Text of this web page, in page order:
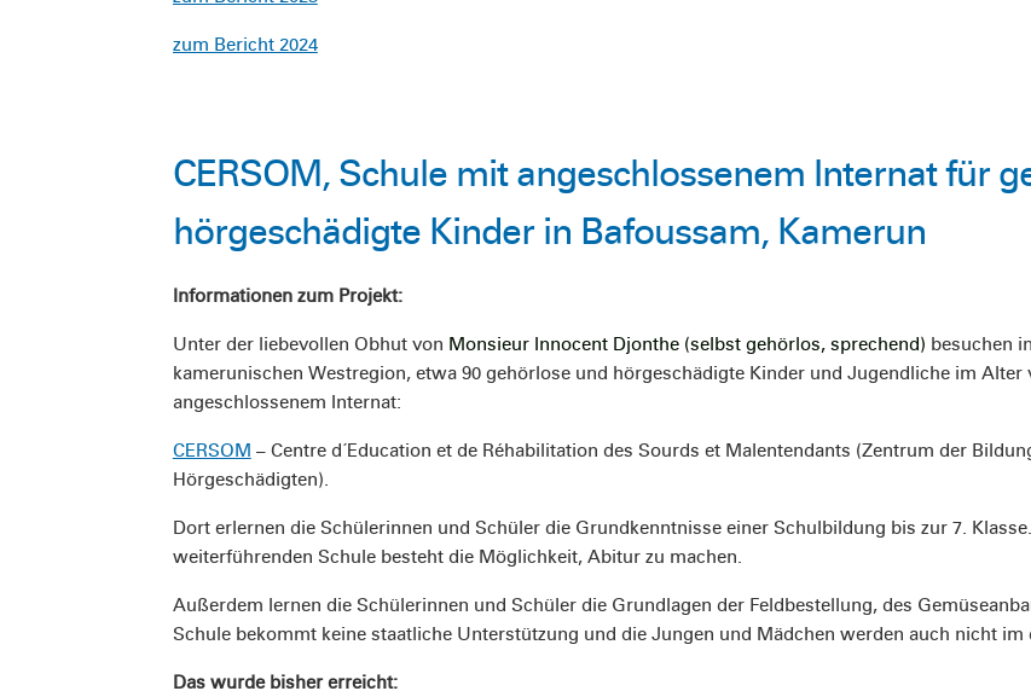
zum Bericht 2024
CERSOM, Schule mit angeschlossenem Internat für
hörgeschädigte Kinder in Bafoussam, Kamerun
Informationen zum Projekt:
Unter der liebevollen Obhut von Monsieur Innocent Djonthe (selbst gehörlos, sprechend) besuchen
kamerunischen Westregion, etwa 90 gehörlose und hörgeschädigte Kinder und Jugendliche im Alter
angeschlossenem Internat:
CERSOM – Centre d´Education et de Réhabilitation des Sourds et Malentendants (Zentrum der
Hörgeschädigten).
Dort erlernen die Schülerinnen und Schüler die Grundkenntnisse einer Schulbildung bis zur 7.
weiterführenden Schule besteht die Möglichkeit, Abitur zu machen.
Außerdem lernen die Schülerinnen und Schüler die Grundlagen der Feldbestellung, des
Schule bekommt keine staatliche Unterstützung und die Jungen und Mädchen werden auch nicht
Das wurde bisher erreicht: